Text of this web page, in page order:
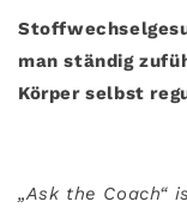
man ständig
Körper selbst
„Ask the Coach“